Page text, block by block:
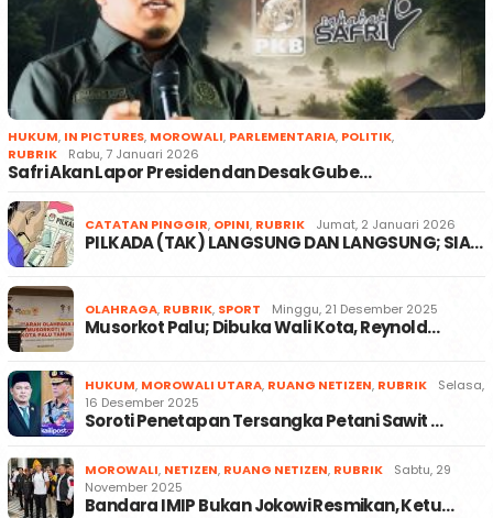
HUKUM, IN PICTURES, MOROWALI, PARLEMENTARIA, POLITIK,
RUBRIK
Rabu, 7 Januari 2026
Safri Akan Lapor Presiden dan Desak Gube…
CATATAN PINGGIR, OPINI, RUBRIK Jumat, 2 Januari 2026
PILKADA (TAK) LANGSUNG DAN LANGSUNG; SIA…
OLAHRAGA, RUBRIK, SPORT Minggu, 21 Desember 2025
Musorkot Palu; Dibuka Wali Kota, Reynold…
HUKUM, MOROWALI UTARA, RUANG NETIZEN, RUBRIK
Selasa,
16 Desember 2025
Soroti Penetapan Tersangka Petani Sawit …
MOROWALI, NETIZEN, RUANG NETIZEN, RUBRIK
Sabtu, 29
November 2025
Bandara IMIP Bukan Jokowi Resmikan, Ketu…